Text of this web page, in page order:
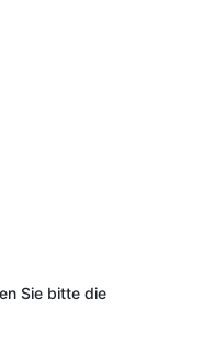
Sie bitte die